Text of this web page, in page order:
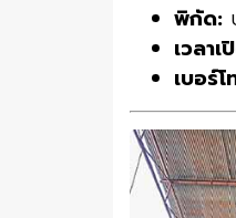
พิกัด:
เวลา
เบอร์โ